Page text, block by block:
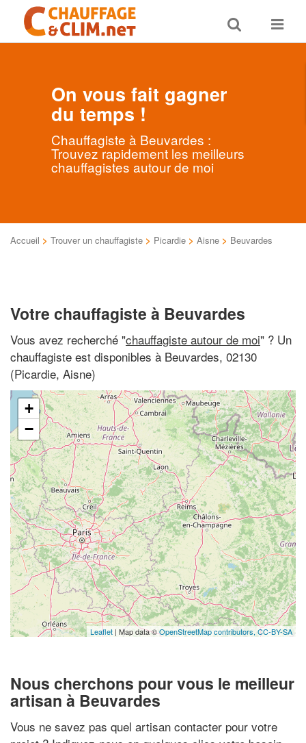
Toggle
search
Toggle
On vous fait gagner
du temps !
Chauffagiste à Beuvardes :
Trouvez rapidement les meilleurs
chauffagistes autour de moi
Accueil > Trouver un chauffagiste > Picardie > Aisne > Beuvardes
Votre chauffagiste à Beuvardes
Vous avez recherché "chauffagiste autour de moi" ? Un
chauffagiste est disponibles à Beuvardes, 02130
(Picardie, Aisne)
+
−
Leaflet | Map data ©OpenStreetMap contributors, CC-BY-SA
Nous cherchons pour vous le meilleur
artisan à Beuvardes
Vous ne savez pas quel artisan contacter pour votre